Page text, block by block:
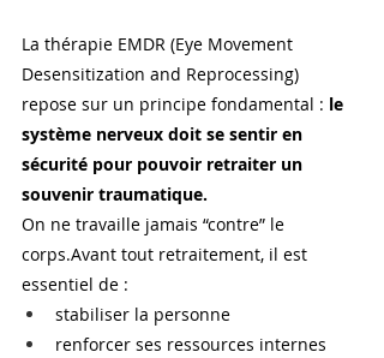
La thérapie EMDR (Eye Movement
Desensitization and Reprocessing)
repose sur un principe fondamental : le
système nerveux doit se sentir en
sécurité pour pouvoir retraiter un
souvenir traumatique.
On ne travaille jamais “contre” le
corps.Avant tout retraitement, il est
essentiel de :
stabiliser la personne
renforcer ses ressources internes